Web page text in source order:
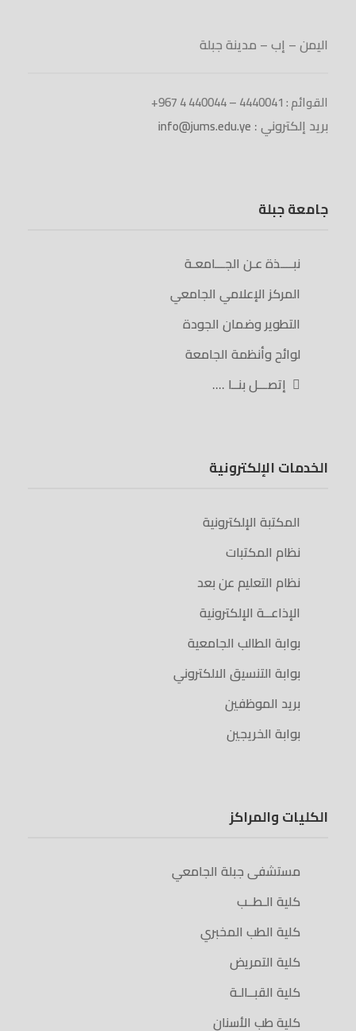
اليمن – إب – مدينة جبلة
القوائم : 4440041 – 440044 4 967+
بريد إلكتروني : info@jums.edu.ye
جامعة جبلة
نبــــذة عـن الجـــامعـة
المركز الإعلامي الجامعي
التطوير وضمان الجودة
لوائح وأنظمة الجامعة
إتصـــل بنــا ….
الخدمات الإلكترونية
المكتبة الإلكترونية
نظام المكتبات
نظام التعليم عن بعد
الإذاعــة الإلكترونية
بوابة الطالب الجامعية
بوابة التنسيق الالكتروني
بريد الموظفين
بوابة الخريجين
الكليات والمراكز
مستشفى جبلة الجامعي
كلية الـطــب
كلية الطب المخبري
كلية التمريض
كلية القبــالـة
كلية طب الأسنان